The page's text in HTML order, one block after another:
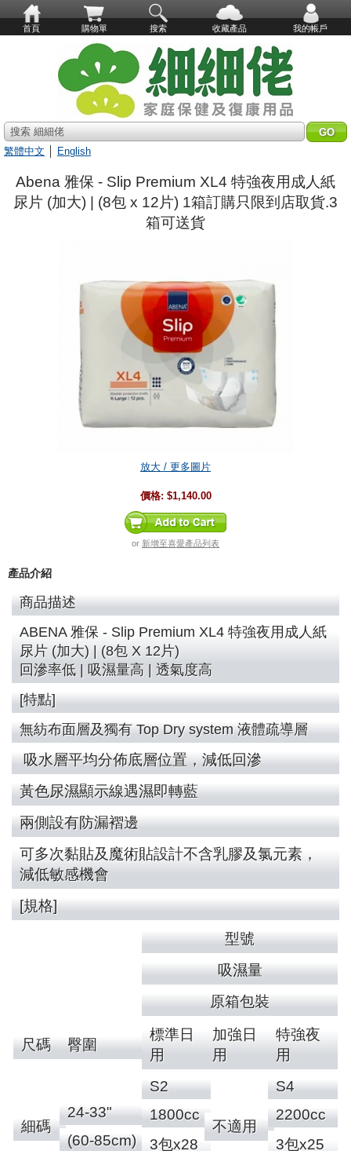
首頁 購物單 搜索 收藏產品 我的帳戶
搜索 細細佬
繁體中文
English
Abena 雅保 - Slip Premium XL4 特強夜用成人紙
尿片 (加大) | (8包 x 12片) 1箱訂購只限到店取貨.3
箱可送貨
放大 / 更多圖片
價格: $1,140.00
or 新增至喜愛產品列表
產品介紹
商品描述
ABENA 雅保 - Slip Premium XL4 特強夜用成人紙
尿片 (加大) | (8包 X 12片)
回滲率低 | 吸濕量高 | 透氣度高
[特點]
無紡布面層及獨有 Top Dry system 液體疏導層
吸水層平均分佈底層位置，減低回滲
黃色尿濕顯示線遇濕即轉藍
兩側設有防漏褶邊
可多次黏貼及魔術貼設計不含乳膠及氯元素，
減低敏感機會
[規格]
型號
吸濕量
原箱包裝
尺碼 臀圍
標準日
用
加強日
用
特強夜
用
細碼
24-33"
(60-85cm)
S2
1800cc
3包x28
不適用
S4
2200cc
3包x25